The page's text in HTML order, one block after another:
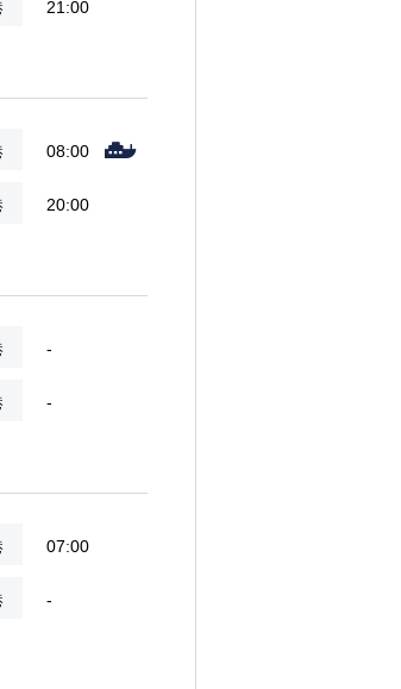
21:00
08:00
20:00
-
-
07:00
-